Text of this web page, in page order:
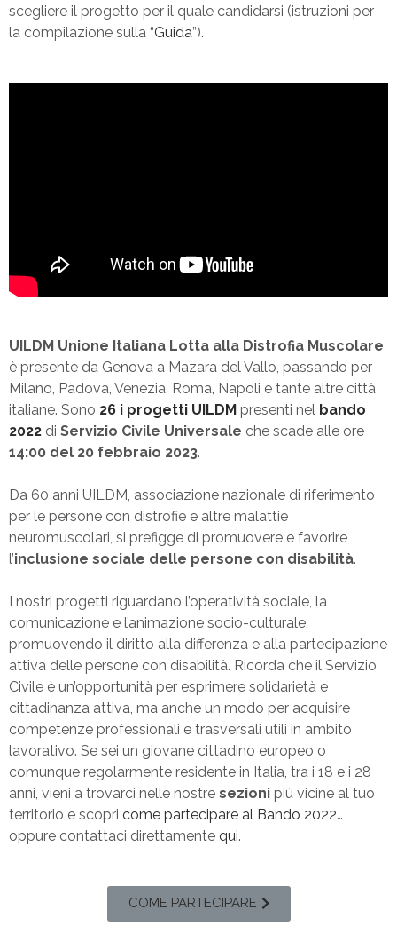
scegliere il progetto per il quale candidarsi (istruzioni per
la compilazione sulla “Guida”).
UILDM Unione Italiana Lotta alla Distrofia Muscolare
è presente da Genova a Mazara del Vallo, passando per
Milano, Padova, Venezia, Roma, Napoli e tante altre città
italiane. Sono 26 i progetti UILDM presenti nel bando
2022 di Servizio Civile Universale che scade alle ore
14:00 del 20 febbraio 2023.
Da 60 anni UILDM, associazione nazionale di riferimento
per le persone con distrofie e altre malattie
neuromuscolari, si prefigge di promuovere e favorire
l’inclusione sociale delle persone con disabilità.
I nostri progetti riguardano l’operatività sociale, la
comunicazione e l’animazione socio-culturale,
promuovendo il diritto alla differenza e alla partecipazione
attiva delle persone con disabilità. Ricorda che il Servizio
Civile è un’opportunità per esprimere solidarietà e
cittadinanza attiva, ma anche un modo per acquisire
competenze professionali e trasversali utili in ambito
lavorativo. Se sei un giovane cittadino europeo o
comunque regolarmente residente in Italia, tra i 18 e i 28
anni, vieni a trovarci nelle nostre sezioni più vicine al tuo
territorio e scopri come partecipare al Bando 2022…
oppure contattaci direttamente qui.
COME PARTECIPARE